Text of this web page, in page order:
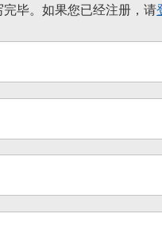
毕。如果您已经注册，请